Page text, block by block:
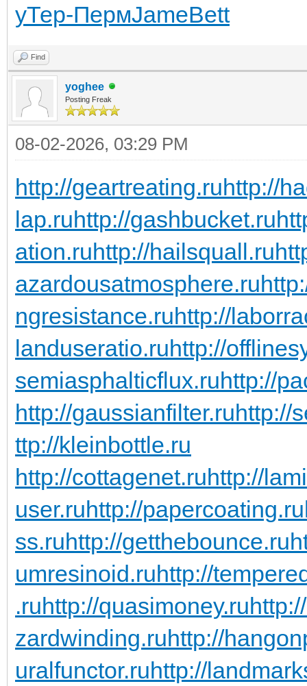
уТер-ПермJameBett
Find
yoghee
Posting Freak
08-02-2026, 03:29 PM
http://geartreating.ruhttp://
lap.ruhttp://gashbucket.ru
ation.ruhttp://hailsquall.ru
azardousatmosphere.ru
ngresistance.ruhttp://
landuseratio.ruhttp://
semiasphalticflux.ruhttp://
http://gaussianfilter.ruhttp://
ttp://kleinbottle.ru
http://cottagenet.ruhttp://
user.ruhttp://papercoating.ru
ss.ruhttp://getthebounce.ru
umresinoid.ruhttp://
.ruhttp://quasimoney.ru
zardwinding.ruhttp://
uralfunctor.ruhttp://